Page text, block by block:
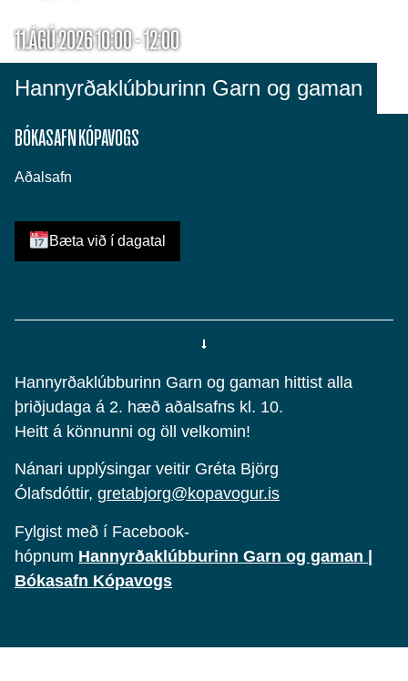
11.ÁGÚ 2026 10:00 - 12:00
Hannyrðaklúbburinn Garn og gaman
BÓKASAFN KÓPAVOGS
Aðalsafn
Bæta við í dagatal
Hannyrðaklúbburinn Garn og gaman hittist alla
þriðjudaga á 2. hæð aðalsafns kl. 10.
Heitt á könnunni og öll velkomin!
Nánari upplýsingar veitir Gréta Björg
Ólafsdóttir, gretabjorg@kopavogur.is
Fylgist með í Facebook-
hópnum Hannyrðaklúbburinn Garn og gaman |
Bókasafn Kópavogs